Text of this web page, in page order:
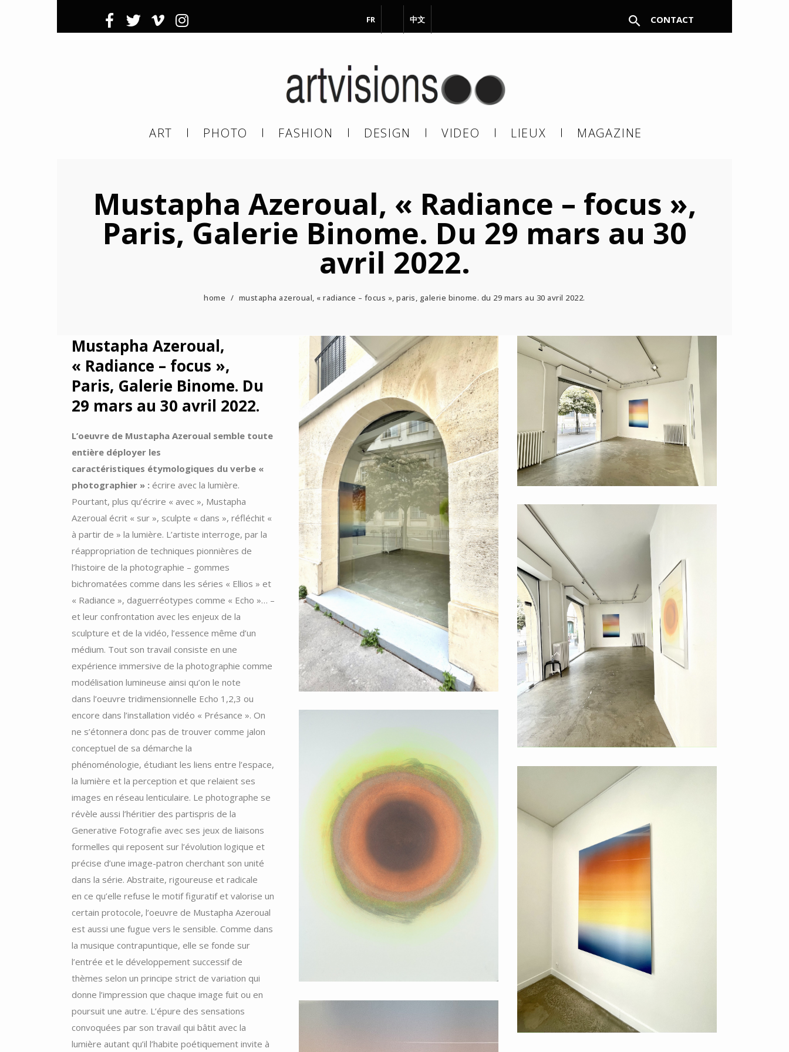
FR 中文 CONTACT
ART PHOTO FASHION DESIGN VIDEO LIEUX MAGAZINE
Mustapha Azeroual, « Radiance – focus »,
Paris, Galerie Binome. Du 29 mars au 30
avril 2022.
home / mustapha azeroual, « radiance – focus », paris, galerie binome. du 29 mars au 30 avril 2022.
Mustapha Azeroual,
« Radiance – focus »,
Paris, Galerie Binome. Du
29 mars au 30 avril 2022.
L’oeuvre de Mustapha Azeroual semble toute
entière déployer les
caractéristiques étymologiques du verbe «
photographier » : écrire avec la lumière.
Pourtant, plus qu’écrire « avec », Mustapha
Azeroual écrit « sur », sculpte « dans », réfléchit «
à partir de » la lumière. L’artiste interroge, par la
réappropriation de techniques pionnières de
l’histoire de la photographie – gommes
bichromatées comme dans les séries « Ellios » et
« Radiance », daguerréotypes comme « Echo »… –
et leur confrontation avec les enjeux de la
sculpture et de la vidéo, l’essence même d’un
médium. Tout son travail consiste en une
expérience immersive de la photographie comme
modélisation lumineuse ainsi qu’on le note
dans l’oeuvre tridimensionnelle Echo 1,2,3 ou
encore dans l’installation vidéo « Présance ». On
ne s’étonnera donc pas de trouver comme jalon
conceptuel de sa démarche la
phénoménologie, étudiant les liens entre l’espace,
la lumière et la perception et que relaient ses
images en réseau lenticulaire. Le photographe se
révèle aussi l’héritier des partispris de la
Generative Fotografie avec ses jeux de liaisons
formelles qui reposent sur l’évolution logique et
précise d’une image-patron cherchant son unité
dans la série. Abstraite, rigoureuse et radicale
en ce qu’elle refuse le motif figuratif et valorise un
certain protocole, l’oeuvre de Mustapha Azeroual
est aussi une fugue vers le sensible. Comme dans
la musique contrapuntique, elle se fonde sur
l’entrée et le développement successif de
thèmes selon un principe strict de variation qui
donne l’impression que chaque image fuit ou en
poursuit une autre. L’épure des sensations
convoquées par son travail qui bâtit avec la
lumière autant qu’il l’habite poétiquement invite à
Inscrivez-vous à notre Newsletter !